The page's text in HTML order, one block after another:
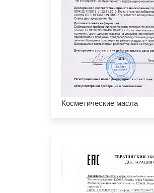
Косметические масла